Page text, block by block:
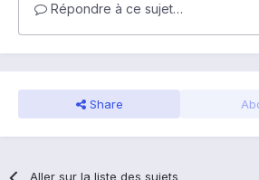
Répondre à ce sujet…
Share
Aller sur la liste des sujets